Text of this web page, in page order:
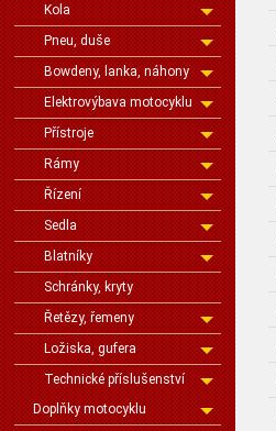
Kola
Pneu, duše
Bowdeny, lanka, náhony
Elektrovýbava motocyklu
Přístroje
Rámy
Řízení
Sedla
Blatníky
Schránky, kryty
Řetězy, řemeny
Ložiska, gufera
Technické příslušenství
Doplňky motocyklu